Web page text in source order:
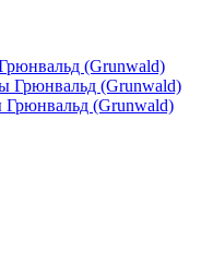
(Grunwald)
Грюнвальд (Grunwald)
(Grunwald)